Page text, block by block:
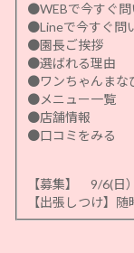
●WEBで今すぐ問
●Lineで今すぐ問
●園長ご挨拶
●選ばれる理由
●ワンちゃんまな
●メニュー一覧
●店舗情報
●口コミをみる
【募集】 9/6(日
【出張しつけ】